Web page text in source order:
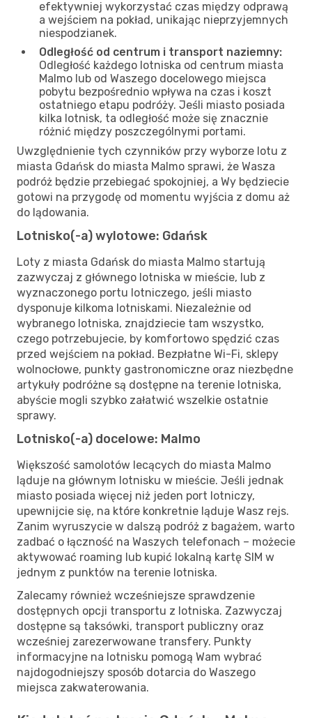
efektywniej wykorzystać czas między odprawą
a wejściem na pokład, unikając nieprzyjemnych
niespodzianek.
Odległość od centrum i transport naziemny:
Odległość każdego lotniska od centrum miasta
Malmo lub od Waszego docelowego miejsca
pobytu bezpośrednio wpływa na czas i koszt
ostatniego etapu podróży. Jeśli miasto posiada
kilka lotnisk, ta odległość może się znacznie
różnić między poszczególnymi portami.
Uwzględnienie tych czynników przy wyborze lotu z
miasta Gdańsk do miasta Malmo sprawi, że Wasza
podróż będzie przebiegać spokojniej, a Wy będziecie
gotowi na przygodę od momentu wyjścia z domu aż
do lądowania.
Lotnisko(-a) wylotowe: Gdańsk
Loty z miasta Gdańsk do miasta Malmo startują
zazwyczaj z głównego lotniska w mieście, lub z
wyznaczonego portu lotniczego, jeśli miasto
dysponuje kilkoma lotniskami. Niezależnie od
wybranego lotniska, znajdziecie tam wszystko,
czego potrzebujecie, by komfortowo spędzić czas
przed wejściem na pokład. Bezpłatne Wi-Fi, sklepy
wolnocłowe, punkty gastronomiczne oraz niezbędne
artykuły podróżne są dostępne na terenie lotniska,
abyście mogli szybko załatwić wszelkie ostatnie
sprawy.
Lotnisko(-a) docelowe: Malmo
Większość samolotów lecących do miasta Malmo
ląduje na głównym lotnisku w mieście. Jeśli jednak
miasto posiada więcej niż jeden port lotniczy,
upewnijcie się, na które konkretnie ląduje Wasz rejs.
Zanim wyruszycie w dalszą podróż z bagażem, warto
zadbać o łączność na Waszych telefonach – możecie
aktywować roaming lub kupić lokalną kartę SIM w
jednym z punktów na terenie lotniska.
Zalecamy również wcześniejsze sprawdzenie
dostępnych opcji transportu z lotniska. Zazwyczaj
dostępne są taksówki, transport publiczny oraz
wcześniej zarezerwowane transfery. Punkty
informacyjne na lotnisku pomogą Wam wybrać
najdogodniejszy sposób dotarcia do Waszego
miejsca zakwaterowania.